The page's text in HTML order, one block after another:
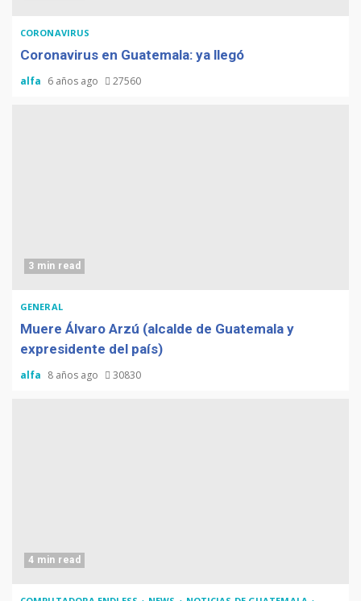
CORONAVIRUS
Coronavirus en Guatemala: ya llegó
alfa 6 años ago 27560
3 min read
GENERAL
Muere Álvaro Arzú (alcalde de Guatemala y
expresidente del país)
alfa 8 años ago 30830
4 min read